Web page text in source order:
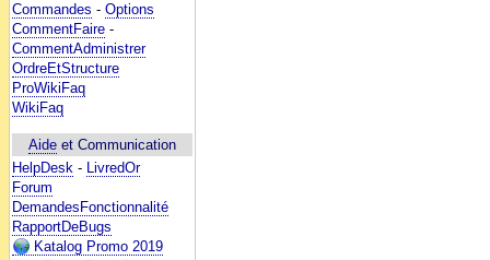
Commandes - Options
CommentFaire -
CommentAdministrer
OrdreEtStructure
ProWikiFaq
WikiFaq
Aide et Communication
HelpDesk - LivredOr
Forum
DemandesFonctionnalité
RapportDeBugs
Katalog Promo 2019